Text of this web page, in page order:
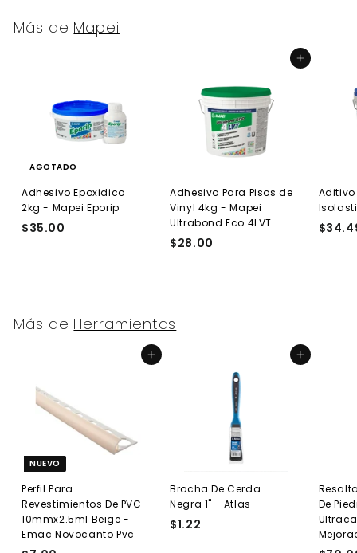
Más de Mapei
AGOTADO
Adhesivo Epoxidico
2kg - Mapei Eporip
$35.00
Agregar al carrito
Adhesivo Para Pisos de
Vinyl 4kg - Mapei
Ultrabond Eco 4LVT
$28.00
Aditivo
Más de Herramientas
Agregar al carrito
NUEVO
Perfil Para
Revestimientos De PVC
10mmx2.5ml Beige -
Emac Novocanto Pvc
Agregar al carrito
Brocha De Cerda
Negra 1" - Atlas
$1.22
De